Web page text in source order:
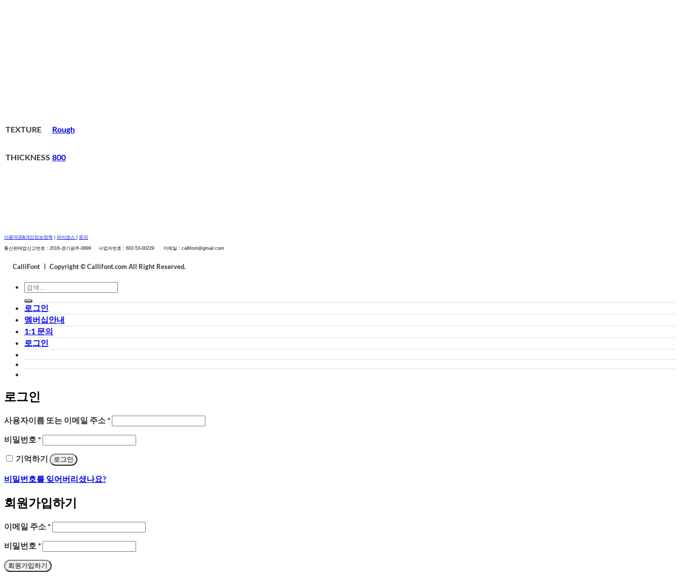
TEXTURE Rough
THICKNESS 800
이용약관&개인정보정책 라이센스 문의
통신판매업신고번호 : 2016-경기광주-0899 사업자번호 : 602-53-00229 이메일 : callifont@gmail.com
CalliFont ㅣ Copyright © Callifont.com All Right Reserved.
검
색:
로그인
멤버십안내
1:1 문의
로그인
로그인
사용자이름 또는 이메일 주소*필
비밀번호 *필
항
기억하기 로그인
비밀번호를 잊어버리셨나요?
회원가입하기
이메일 주소*필
비밀번호 *필
항
회원가입하기